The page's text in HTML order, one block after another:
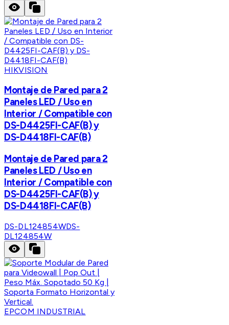
HIKVISION
Montaje de Pared para 2
Paneles LED / Uso en
Interior / Compatible con
DS-D4425FI-CAF(B) y
DS-D4418FI-CAF(B)
Montaje de Pared para 2
Paneles LED / Uso en
Interior / Compatible con
DS-D4425FI-CAF(B) y
DS-D4418FI-CAF(B)
DS-DL124854WDS-
DL124854W
EPCOM INDUSTRIAL